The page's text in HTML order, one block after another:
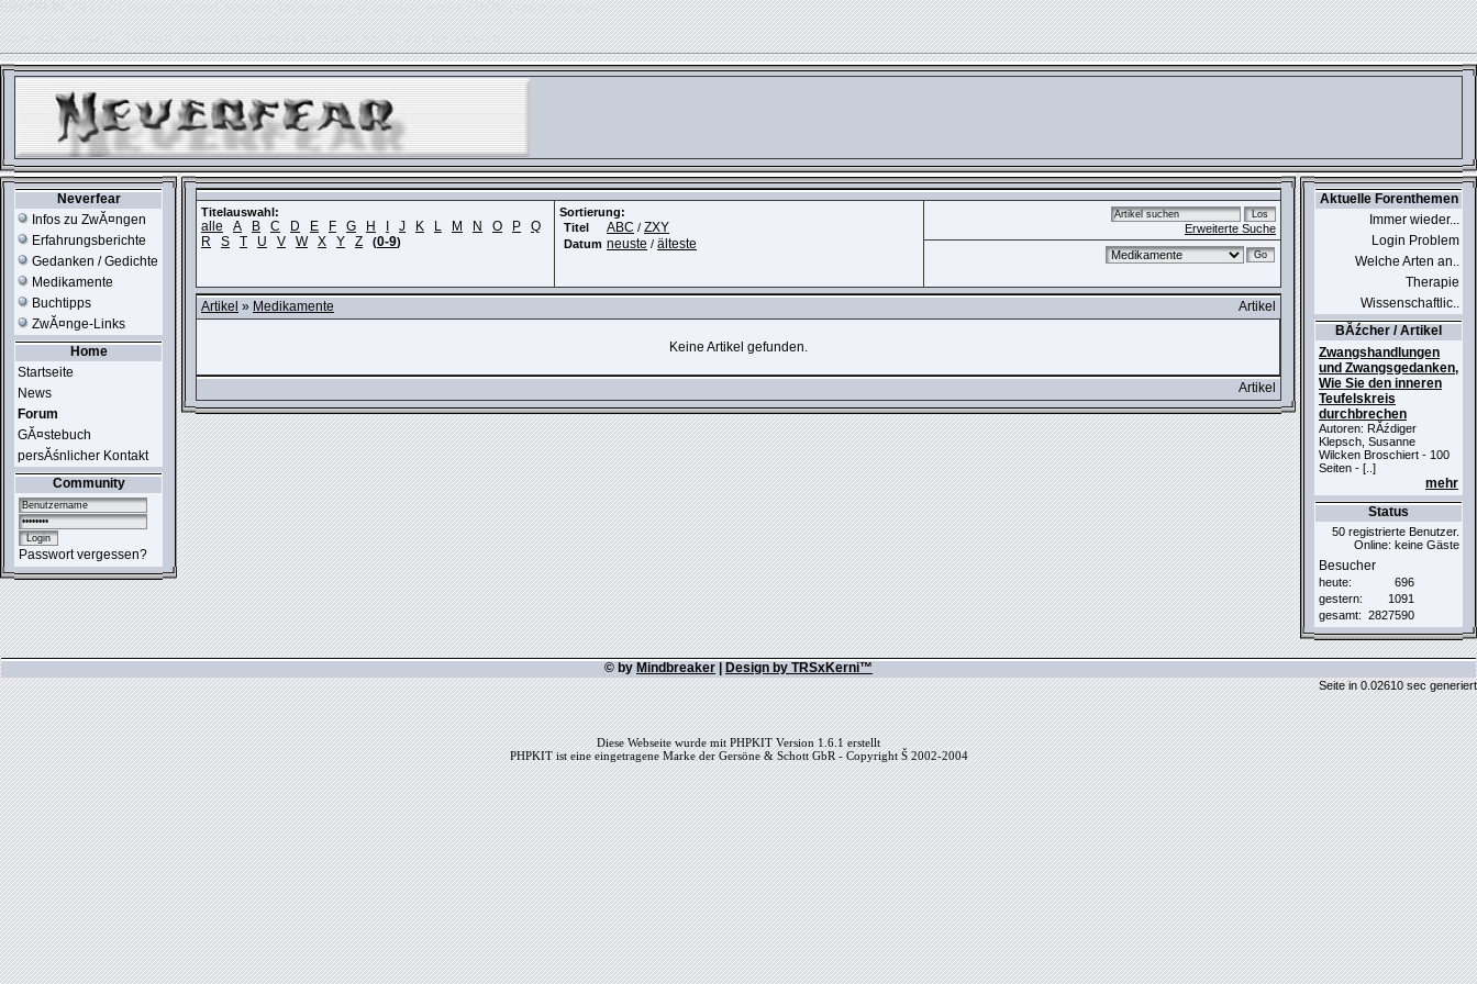
ERROR IN:SELECT session_userid, session_url, session_ip, session_expire FROM phpkit_session
table './usr_web212_1/phpkit_session' is marked as crashed and should be repaired
Neverfear
Infos zu ZwĂ¤ngen
Erfahrungsberichte
Gedanken / Gedichte
Medikamente
Buchtipps
ZwĂ¤nge-Links
Home
Startseite
News
Forum
GĂ¤stebuch
persĂśnlicher Kontakt
Community
Passwort vergessen?
Titelauswahl:
alle A B C D E F G H J K L M N O P
Q
R
S T U V W X Y Z (0-9)
Sortierung:
Titel
ABC / ZXY
Datum neuste / älteste
Erweiterte Suche
Artikel » Medikamente Artikel
Keine Artikel gefunden.
Artikel
Aktuelle Forenthemen
Immer wieder...
Login Problem
Welche Arten an..
Therapie
Wissenschaftlic..
BĂźcher / Artikel
Zwangshandlungen
und Zwangsgedanken,
Wie Sie den inneren
Teufelskreis
durchbrechen
Autoren: RĂźdiger
Klepsch, Susanne
Wilcken Broschiert - 100
Seiten - [..]
mehr
Status
50 registrierte Benutzer.
Online: keine Gäste
Besucher
heute:
696
gestern:
1091
gesamt: 2827590
© by Mindbreaker Design by TRSxKerni™
Seite in 0.02610 sec generiert
Diese Webseite wurde mit PHPKIT Version 1.6.1 erstellt
PHPKIT ist eine eingetragene Marke der Gersöne & Schott GbR - Copyright Š 2002-2004